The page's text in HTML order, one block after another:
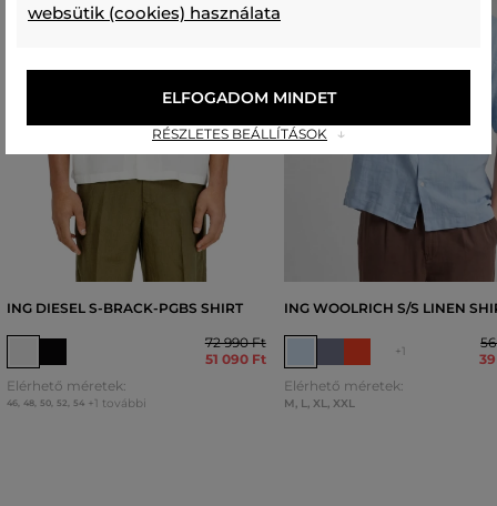
ING DIESEL S-BRACK-PGBS SHIRT
72 990 Ft
51 090 Ft
Elérhető méretek:
46, 48, 50, 52, 54 +1 további
ING WOOLRICH S/S LINEN
+1
Elérhető méretek:
M, L, XL, XXL
websütik (cookies) használata
RÉSZLETES BEÁLLÍTÁSOK
ELFOGADOM MINDET